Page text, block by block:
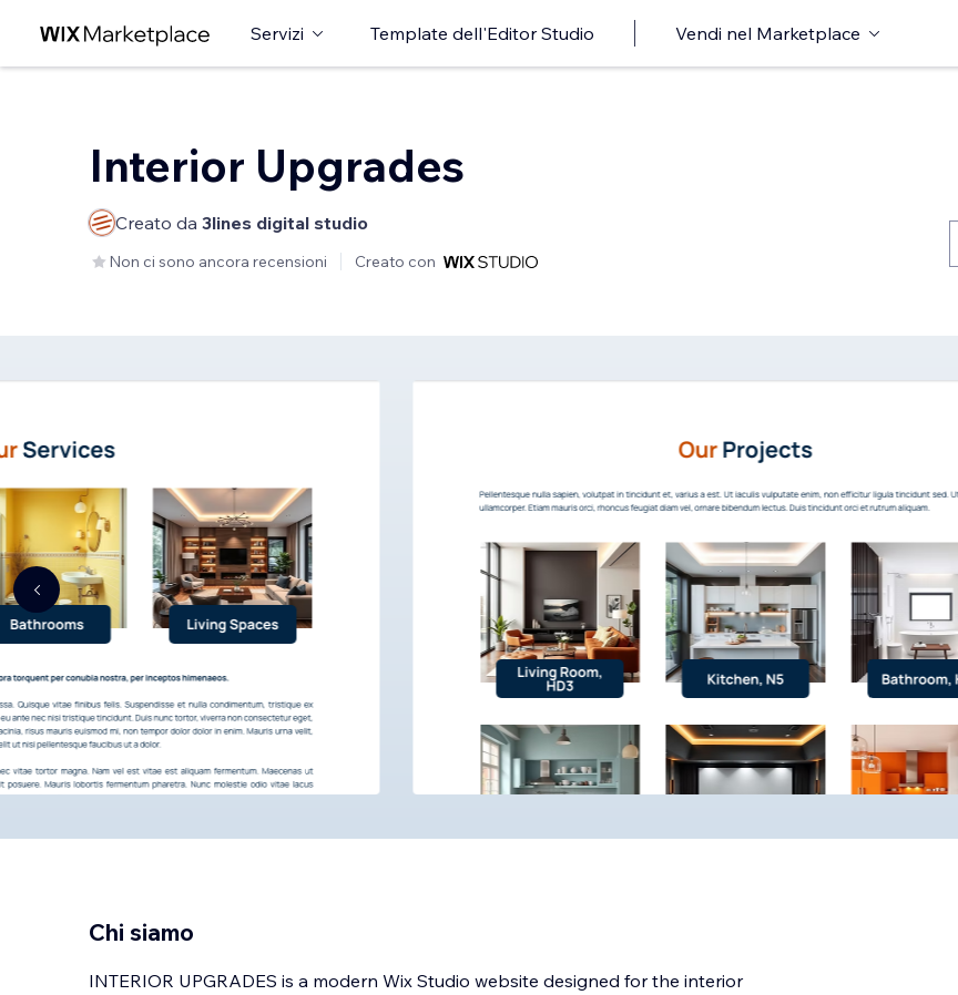
Servizi Template dell'Editor Studio Vendi nel Marketplace
Interior Upgrades
Creato da 3lines digital studio
Non ci sono ancora recensioni Creato con
Chi siamo
INTERIOR UPGRADES is a modern Wix Studio website designed for the interior